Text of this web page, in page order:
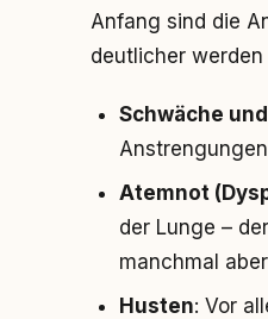
Anfang sind die
deutlicher werden
Schwäche
Atemnot
der Lunge –
manchmal
Husten: Vor